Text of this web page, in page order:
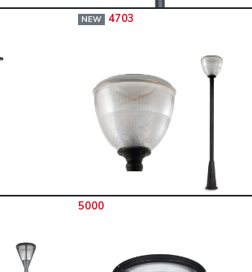
NEW 4703
5000